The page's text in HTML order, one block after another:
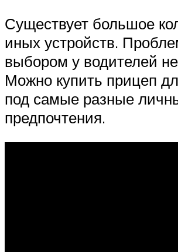
Существует большое
иных устройств.
выбором у водителей
Можно купить прицеп
под самые разные
предпочтения.